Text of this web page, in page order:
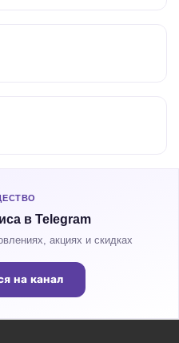
в Telegram
акциях и скидках
на канал